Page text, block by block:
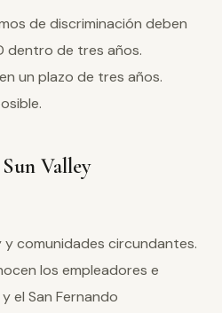
de discriminación deben
dentro de tres años.
un plazo de tres años.
Valley
y comunidades circundantes.
los empleadores e
el San Fernando